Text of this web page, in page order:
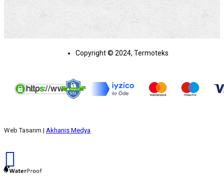
Copyright © 2024, Termoteks
Web Tasarım | Akhanis Medya